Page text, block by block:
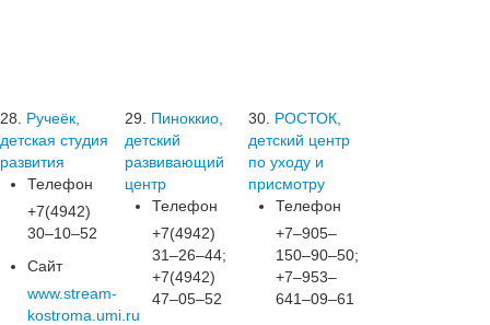
28.
Ручеёк,
детская студия
развития
Телефон
+7(4942)
30‒10‒52
Сайт
www.stream-
kostroma.umi.ru
29.
Пиноккио,
детский
развивающий
центр
Телефон
+7(4942)
31‒26‒44;
+7(4942)
47‒05‒52
30. РОСТОК,
детский центр
по уходу и
присмотру
Телефон
+7‒905‒
150‒90‒50;
+7‒953‒
641‒09‒61